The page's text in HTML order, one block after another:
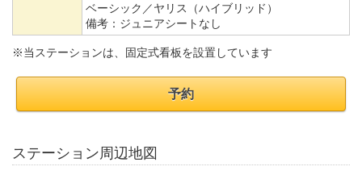
ベーシック／ヤリス（ハイブリッド）
備考： ジュニアシートなし
※当ステーションは、固定式看板を設置しています
予約
ステーション周辺地図